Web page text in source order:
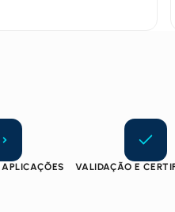
VALIDAÇÃO E